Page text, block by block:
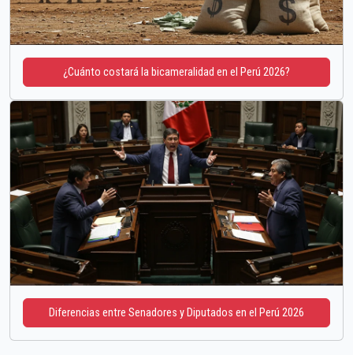
¿Cuánto costará la bicameralidad en el Perú 2026?
Diferencias entre Senadores y Diputados en el Perú 2026